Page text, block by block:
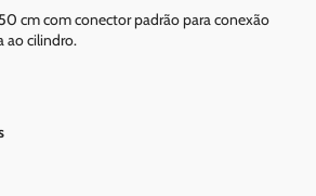
cm com conector padrão para conexão
ao cilindro.